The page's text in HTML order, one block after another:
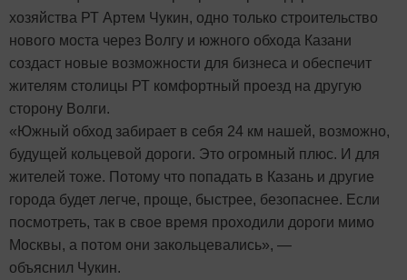
хозяйства РТ Артем Чукин, одно только строительство
нового моста через Волгу и южного обхода Казани
создаст новые возможности для бизнеса и обеспечит
жителям столицы РТ комфортный проезд на другую
сторону Волги.
«Южный обход забирает в себя 24 км нашей, возможно,
будущей кольцевой дороги. Это огромный плюс. И для
жителей тоже. Потому что попадать в Казань и другие
города будет легче, проще, быстрее, безопаснее. Если
посмотреть, так в свое время проходили дороги мимо
Москвы, а потом они закольцевались», —
объяснил Чукин.